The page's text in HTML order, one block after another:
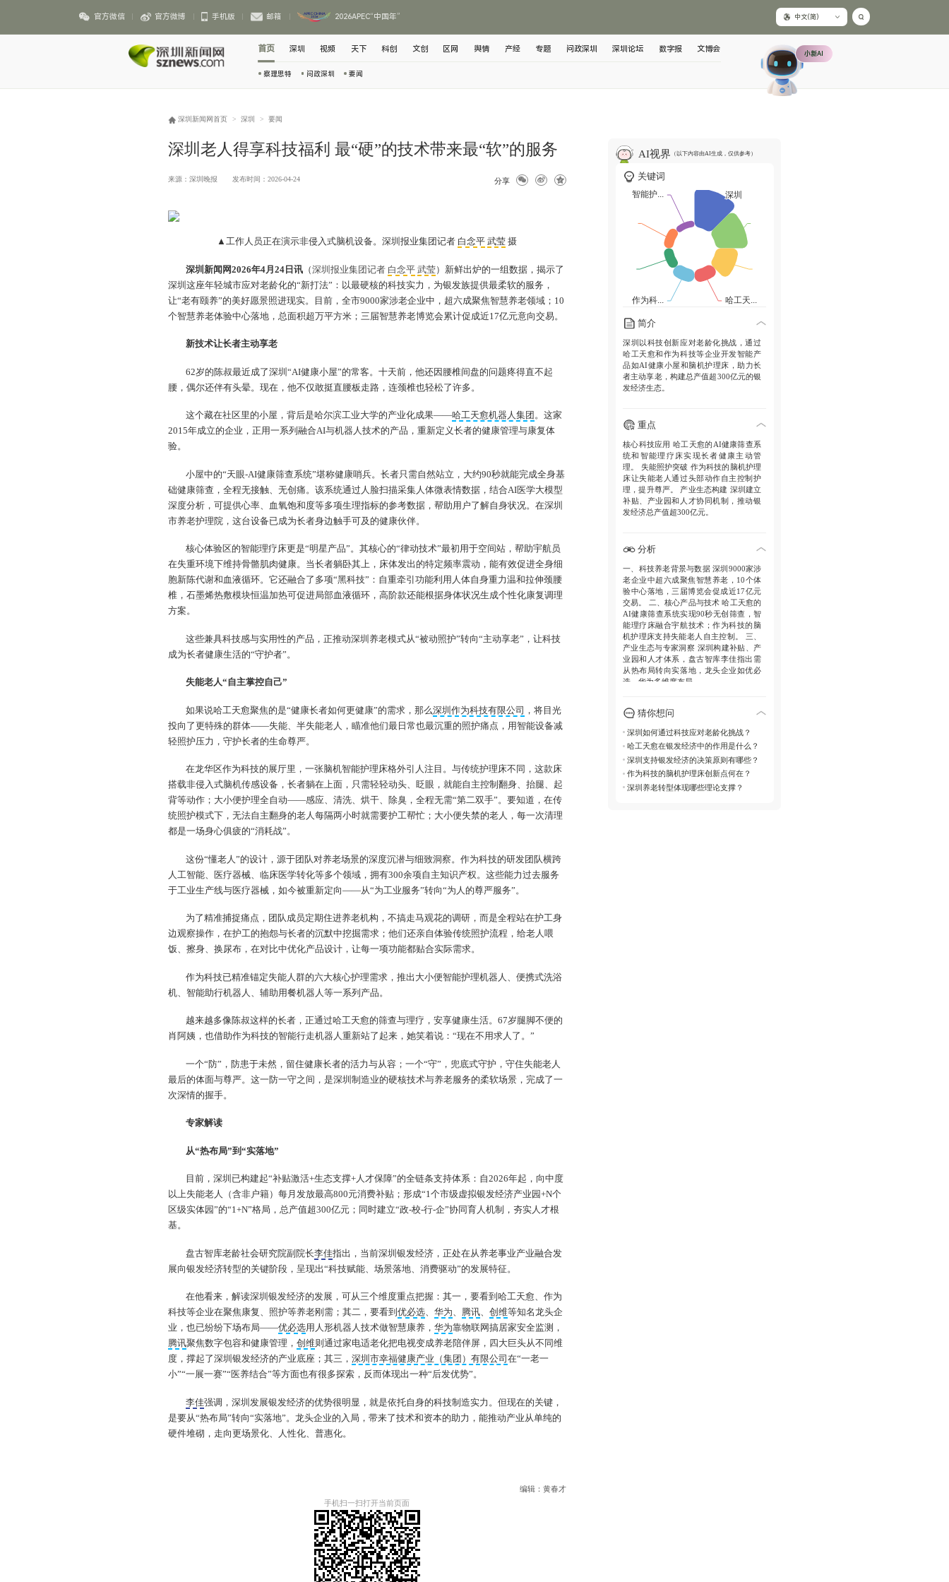
官方微信 官方微博 手机版 邮箱 2026APEC“中国年” 中文(简)
首页
察理思特 问政深圳 要闻
深圳 视频 天下 科创 文创 区网 舆情 产经 专题 问政深圳 深圳论坛 数字报 文博会 小新AI
深圳新闻网首页 > 深圳 > 要闻
深圳老人得享科技福利 最“硬”的技术带来最“软”的服务
来源：深圳晚报 发布时间：2026-04-24 分享
▲工作人员正在演示非侵入式脑机设备。深圳报业集团记者 白念平 武莹 摄
深圳新闻网2026年4月24日讯 （深圳报业集团记者 白念平 武莹）新鲜出炉的一组数据，揭示了
深圳这座年轻城市应对老龄化的“新打法”：以最硬核的科技实力，为银发族提供最柔软的服务，
让“老有颐养”的美好愿景照进现实。目前，全市9000家涉老企业中，超六成聚焦智慧养老领域；10
个智慧养老体验中心落地，总面积超万平方米；三届智慧养老博览会累计促成近17亿元意向交易。
新技术让长者主动享老
62岁的陈叔最近成了深圳“AI健康小屋”的常客。十天前，他还因腰椎间盘的问题疼得直不起
腰，偶尔还伴有头晕。现在，他不仅敢挺直腰板走路，连颈椎也轻松了许多。
这个藏在社区里的小屋，背后是哈尔滨工业大学的产业化成果——哈工天愈机器人集团 。这家
2015年成立的企业，正用一系列融合AI与机器人技术的产品，重新定义长者的健康管理与康复体
验。
小屋中的“天眼-AI健康筛查系统”堪称健康哨兵。长者只需自然站立，大约90秒就能完成全身基
础健康筛查，全程无接触、无创痛。该系统通过人脸扫描采集人体微表情数据，结合AI医学大模型
深度分析，可提供心率、血氧饱和度等多项生理指标的参考数据，帮助用户了解自身状况。在深圳
市养老护理院，这台设备已成为长者身边触手可及的健康伙伴。
核心体验区的智能理疗床更是“明星产品”。其核心的“律动技术”最初用于空间站，帮助宇航员
在失重环境下维持骨骼肌肉健康。当长者躺卧其上，床体发出的特定频率震动，能有效促进全身细
胞新陈代谢和血液循环。它还融合了多项“黑科技”：自重牵引功能利用人体自身重力温和拉伸颈腰
椎，石墨烯热敷模块恒温加热可促进局部血液循环，高阶款还能根据身体状况生成个性化康复调理
方案。
这些兼具科技感与实用性的产品，正推动深圳养老模式从“被动照护”转向“主动享老”，让科技
成为长者健康生活的“守护者”。
失能老人“自主掌控自己”
如果说哈工天愈聚焦的是“健康长者如何更健康”的需求，那么深圳作为科技有限公司 ，将目光
投向了更特殊的群体——失能、半失能老人，瞄准他们最日常也最沉重的照护痛点，用智能设备减
轻照护压力，守护长者的生命尊严。
在龙华区作为科技的展厅里，一张脑机智能护理床格外引人注目。与传统护理床不同，这款床
搭载非侵入式脑机传感设备，长者躺在上面，只需轻轻动头、眨眼，就能自主控制翻身、抬腿、起
背等动作；大小便护理全自动——感应、清洗、烘干、除臭，全程无需“第二双手”。要知道，在传
统照护模式下，无法自主翻身的老人每隔两小时就需要护工帮忙；大小便失禁的老人，每一次清理
都是一场身心俱疲的“消耗战”。
这份“懂老人”的设计，源于团队对养老场景的深度沉潜与细致洞察。作为科技的研发团队横跨
人工智能、医疗器械、临床医学转化等多个领域，拥有300余项自主知识产权。这些能力过去服务
于工业生产线与医疗器械，如今被重新定向——从“为工业服务”转向“为人的尊严服务”。
为了精准捕捉痛点，团队成员定期住进养老机构，不搞走马观花的调研，而是全程站在护工身
边观察操作，在护工的抱怨与长者的沉默中挖掘需求；他们还亲自体验传统照护流程，给老人喂
饭、擦身、换尿布，在对比中优化产品设计，让每一项功能都贴合实际需求。
作为科技已精准锚定失能人群的六大核心护理需求，推出大小便智能护理机器人、便携式洗浴
机、智能助行机器人、辅助用餐机器人等一系列产品。
越来越多像陈叔这样的长者，正通过哈工天愈的筛查与理疗，安享健康生活。67岁腿脚不便的
肖阿姨，也借助作为科技的智能行走机器人重新站了起来，她笑着说：“现在不用求人了。”
一个“防”，防患于未然，留住健康长者的活力与从容；一个“守”，兜底式守护，守住失能老人
最后的体面与尊严。这一防一守之间，是深圳制造业的硬核技术与养老服务的柔软场景，完成了一
次深情的握手。
专家解读
从“热布局”到“实落地”
目前，深圳已构建起“补贴激活+生态支撑+人才保障”的全链条支持体系：自2026年起，向中度
以上失能老人（含非户籍）每月发放最高800元消费补贴；形成“1个市级虚拟银发经济产业园+N个
区级实体园”的“1+N”格局，总产值超300亿元；同时建立“政-校-行-企”协同育人机制，夯实人才根
基。
盘古智库老龄社会研究院副院长李佳指出，当前深圳银发经济，正处在从养老事业产业融合发
展向银发经济转型的关键阶段，呈现出“科技赋能、场景落地、消费驱动”的发展特征。
在他看来，解读深圳银发经济的发展，可从三个维度重点把握：其一，要看到哈工天愈、作为
科技等企业在聚焦康复、照护等养老刚需；其二，要看到 优必选、 华为、 腾讯、 创维等知名龙头企
业，也已纷纷下场布局——优必选用人形机器人技术做智慧康养， 华为靠物联网搞居家安全监测，
腾讯聚焦数字包容和健康管理， 创维则通过家电适老化把电视变成养老陪伴屏，四大巨头从不同维
度，撑起了深圳银发经济的产业底座；其三， 深圳市幸福健康产业（集团）有限公司 在“一老一
小”“一展一赛”“医养结合”等方面也有很多探索，反而体现出一种“后发优势”。
李佳强调，深圳发展银发经济的优势很明显，就是依托自身的科技制造实力。但现在的关键，
是要从“热布局”转向“实落地”。龙头企业的入局，带来了技术和资本的助力，能推动产业从单纯的
硬件堆砌，走向更场景化、人性化、普惠化。
编辑：黄春才
手机扫一扫打开当前页面
AI视界 （以下内容由AI生成，仅供参考）
关键词
简介
深圳以科技创新应对老龄化挑战，通过
哈工天愈和作为科技等企业开发智能产
品如AI健康小屋和脑机护理床，助力长
者主动享老，构建总产值超300亿元的银
发经济生态。
重点
核心科技应用 哈工天愈的AI健康筛查系
统和智能理疗床实现长者健康主动管
理。 失能照护突破 作为科技的脑机护理
床让失能老人通过头部动作自主控制护
理，提升尊严。 产业生态构建 深圳建立
补贴、产业园和人才协同机制，推动银
发经济总产值超300亿元。
分析
一、科技养老背景与数据深圳9000家涉
老企业中超六成聚焦智慧养老，10个体
验中心落地，三届博览会促成近17亿元
交易。
二、核心产品与技术 哈工天愈的
AI健康筛查系统实现90秒无创筛查，智
能理疗床融合宇航技术；作为科技的脑
机护理床支持失能老人自主控制。
三、
产业生态与专家洞察 深圳构建补贴、产
业园和人才体系，盘古智库李佳指出需
从热布局转向实落地，龙头企业如优必
选、华为多维度布局。
猜你想问
深圳如何通过科技应对老龄化挑战？
哈工天愈在银发经济中的作用是什么？
深圳支持银发经济的决策原则有哪些？
作为科技的脑机护理床创新点何在？
深圳养老转型体现哪些理论支撑？